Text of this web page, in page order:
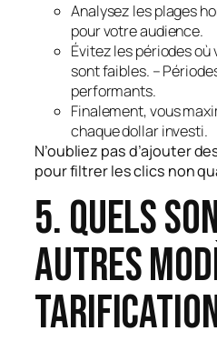
Analysez les plages
pour votre audience.
Évitez les périodes
sont faibles. –
performants.
Finalement, vous
chaque dollar investi.
N’oubliez pas d’ajouter
pour filtrer les clics non
5. Quels
autres